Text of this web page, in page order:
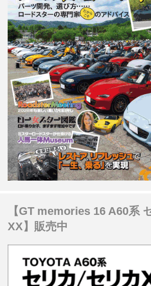
【GT memories 16 A60系
XX】販売中